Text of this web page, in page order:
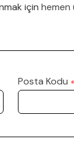
için hemen
Posta Kodu *